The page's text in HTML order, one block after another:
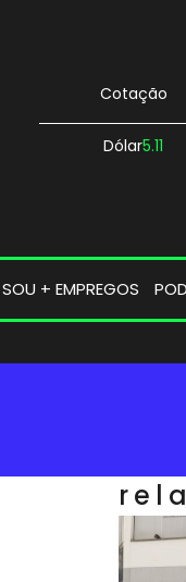
Cotação
Dólar5.11
SOU + EMPREGOS